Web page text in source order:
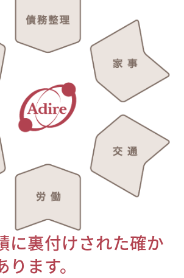
に裏付けされた確か
ます。